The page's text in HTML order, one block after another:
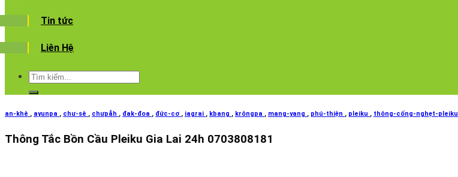
Tin tức
Liên Hệ
an-khê , ayunpa , chư-sê , chưpẳh , đak-đoa , đức-cơ , iagrai , kbang , krôngpa , mang-yang , phú-thiện , pleiku , thông-cống-nghẹt-pleiku
Thông Tắc Bồn Cầu Pleiku Gia Lai 24h 0703808181